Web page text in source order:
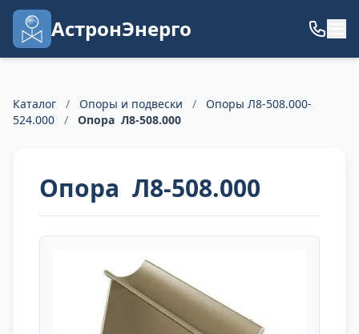
АстронЭнерго
Каталог / Опоры и подвески /
Опоры Л8-508.000-
524.000
/ Опора Л8-508.000
Опора Л8-508.000